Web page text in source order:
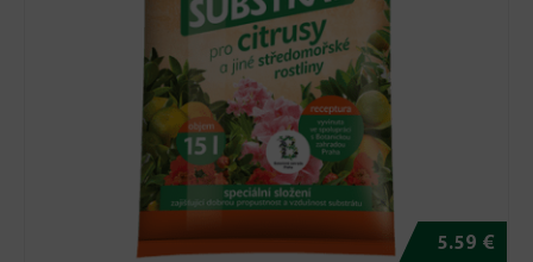
5.59 €